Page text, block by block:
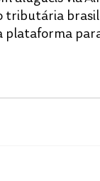
tributária
plataforma